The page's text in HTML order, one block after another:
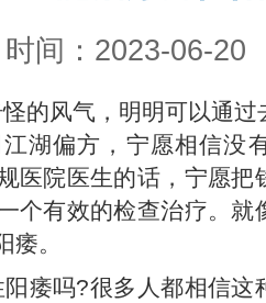
时间：2023-06-20
的风气，明明可以通
湖偏方，宁愿相信没
医院医生的话，宁愿把
个有效的检查治疗。就
。
痿吗?很多人都相信这